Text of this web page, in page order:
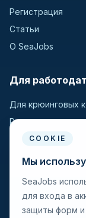
Регистрация
Статьи
О SeaJobs
Для
Для крюинговых
Разместить
Поиск кандидатов
Для моряков
Поиск вакансий
COOKIE
Мы
SeaJobs
для входа в
защиты форм и